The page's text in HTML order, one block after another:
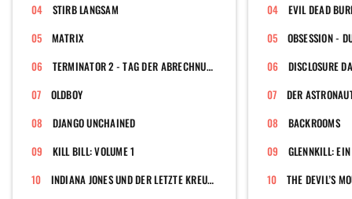
STIRB LANGSAM
MATRIX
TERMINATOR 2 - TAG DER ABRECHNUNG
OLDBOY
DJANGO UNCHAINED
KILL BILL: VOLUME 1
INDIANA JONES UND DER LETZTE KREUZZUG
EVIL DEAD
OBSESSION -
DER
BACKROOMS
GLENNKILL: